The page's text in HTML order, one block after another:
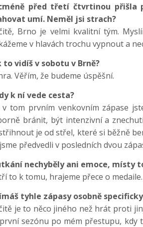
před třetí čtvrtinou přišla
umí. Neměl jsi strach?
Brno je velmi kvalitní tým.
v hlavách trochu vypnout a
to vidíš v sobotu v Brně?
Věřím, že budeme úspěšní.
k ní vede cesta?
v tom prvním venkovním zápase
bránit, být intenzivní a
je od střel, které si běžně
předvedli v posledních dvou
nechyběly ani emoce, místy
to k tomu, hrajeme přece o medaile.
tyhle zápasy osobně
je to něco jiného než hrát proti
sezónu po mém přestupu, kdy